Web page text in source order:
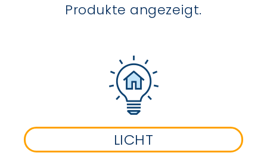
Produkte angezeigt.
LICHT